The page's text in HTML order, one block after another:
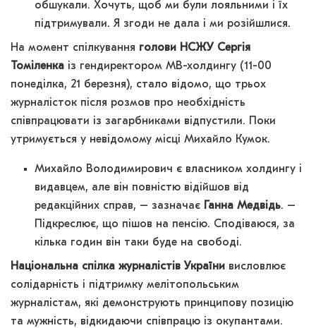
обшукали. Хочуть, щоб ми були лояльними і їх
підтримували. Я згоди не дала і ми розійшлися.
На момент спілкування голови НСЖУ Сергія
Томіленка із гендиректором МВ-холдингу (11-00
понеділка, 21 березня), стало відомо, що трьох
журналісток після розмов про необхідність
співпрацювати із загарбниками відпустили. Поки
утримується у невідомому місці Михайло Кумок.
Михайло Володимирович є власником холдингу і
видавцем, але він повністю відійшов від
редакційних справ, – зазначає
Ганна Медвідь. –
Підкреслює, що пішов на пенсію. Сподіваюся, за
кілька годин він таки буде на свободі.
Національна спілка журналістів України висловлює
солідарність і підтримку мелітопольським
журналістам, які демонструють принципову позицію
та мужність, відкидаючи співпрацю із окупантами.